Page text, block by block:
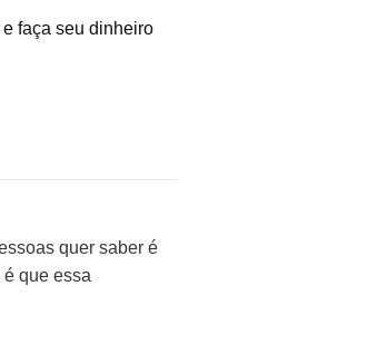
faça seu dinheiro
quer saber é
que essa